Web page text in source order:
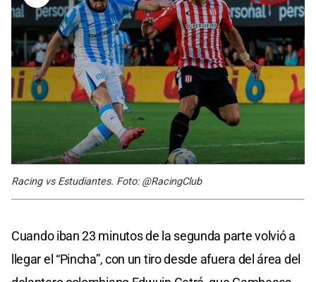
Racing vs Estudiantes. Foto: @RacingClub
Cuando iban 23 minutos de la segunda parte volvió a
llegar el “Pincha”, con un tiro desde afuera del área del